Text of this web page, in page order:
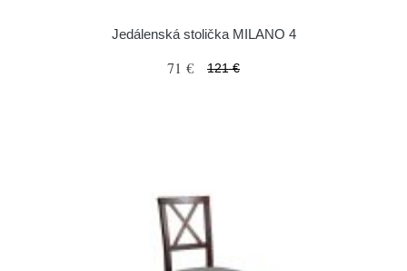
Jedálenská stolička MILANO 4
71 € 121 €